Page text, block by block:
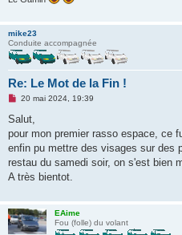
mike23
Conduite accompagnée
Re: Le Mot de la Fin !
M
s
a
g
n
o
u
20 mai 2024, 19:39
Salut,
pour mon premier rasso espace, ce
enfin pu mettre des visages sur des
restau du samedi soir, on s'est bien
A très bientot.
EAime
Fou (folle) du volant